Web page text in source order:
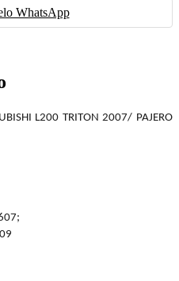
WhatsApp
L200 TRITON 2007/ PAJERO